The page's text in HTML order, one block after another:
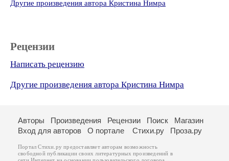
Другие произведения автора Кристина Нимра
Рецензии
Написать рецензию
Другие произведения автора Кристина Нимра
Авторы Произведения Рецензии Поиск
Магазин
Вход для авторов
О портале Стихи.ру Проза.ру
Портал Стихи.ру предоставляет авторам возможность
свободной публикации своих литературных произведений в